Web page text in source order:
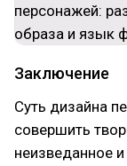
Заключение
Суть дизайна
совершить
неизведанное